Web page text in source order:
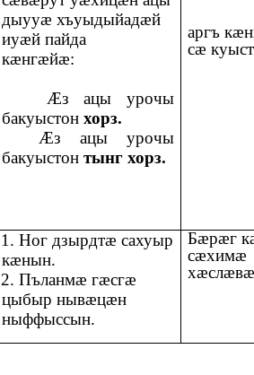
дыууæ хъуыдыйадæй
иуæй пайда
кæнгæйæ:
Æз ацы урочы
бакуыстон хорз.
Æз ацы урочы
бакуыстон тынг хорз.
аргъ
сæ
1. Ног дзырдтæ сахуыр
кæнын.
2. Пъланмæ гæсгæ
цыбыр нывæцæн
ныффыссын.
Бæрæг
сæхимæ